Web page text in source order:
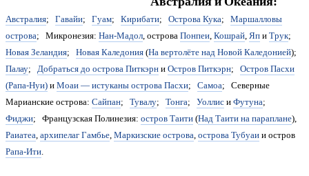
Австралия; Гавайи; Гуам; Кирибати; Острова Кука; Маршалловы
острова; Микронезия: Нан-Мадол, островаПонпеи,Кошрай,ЯпиТрук;
Новая Зеландия; Новая Каледония(На вертолёте над Новой Каледонией);
Палау; Добраться до острова ПиткэрниОстров Питкэрн; Остров Пасхи
(Рапа-Нуи)иМоаи — истуканы острова Пасхи; Самоа; Северные
Марианские острова: Сайпан; Тувалу; Тонга; УоллисиФутуна;
Фиджи; Французская Полинезия: остров Таити(Над Таити на параплане),
Раиатеа,архипелаг Гамбье,Маркизские острова,острова Тубуаии остров
Рапа-Ити.